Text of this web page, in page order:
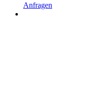
Anfragen